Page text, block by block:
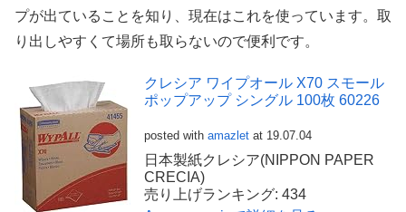
プが出ていることを知り、現在はこれを使っています。取
り出しやすくて場所も取らないので便利です。
クレシア ワイプオール X70 スモール
ポップアップ シングル 100枚 60226
posted with amazlet at 19.07.04
日本製紙クレシア(NIPPON PAPER
CRECIA)
売り上げランキング: 434